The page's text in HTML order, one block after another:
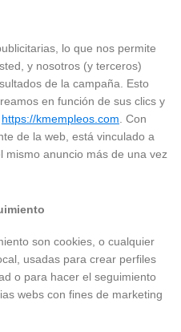
lo que nos permite
y nosotros (y terceros)
de la campaña. Esto
en función de sus clics y
https://kmempleos.com . Con
de la web, está vinculado a
mismo anuncio más de una vez
son cookies, o cualquier
usadas para crear perfiles
o para hacer el seguimiento
webs con fines de marketing